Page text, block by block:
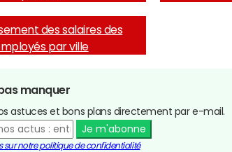
des salaires des
par ville
manquer
astuces et bons plans directement par e-mail.
Je m'abonne
sur notre politique de confidentialité